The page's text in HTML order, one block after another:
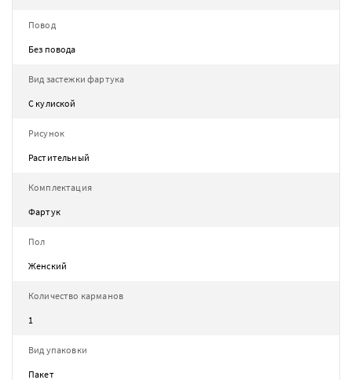
Повод
Без повода
Вид застежки фартука
С кулиской
Рисунок
Растительный
Комплектация
Фартук
Пол
Женский
Количество карманов
1
Вид упаковки
Пакет